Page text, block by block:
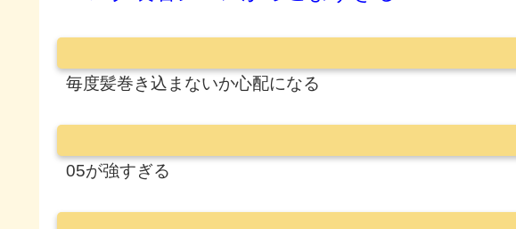
毎度髪巻き込まないか心配になる
05が強すぎる